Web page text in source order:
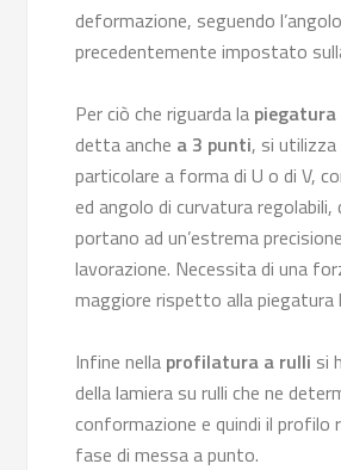
deformazione, seguendo l’angolo
precedentemente impostato
Per ciò che riguarda la
detta anche a 3 punti, si
particolare a forma di U o di V,
ed angolo di curvatura regolabili,
portano ad un’estrema
lavorazione. Necessita di una
maggiore rispetto alla piegatura
Infine nella profilatura a rulli si
della lamiera su rulli che ne
conformazione e quindi il profilo
fase di messa a punto.